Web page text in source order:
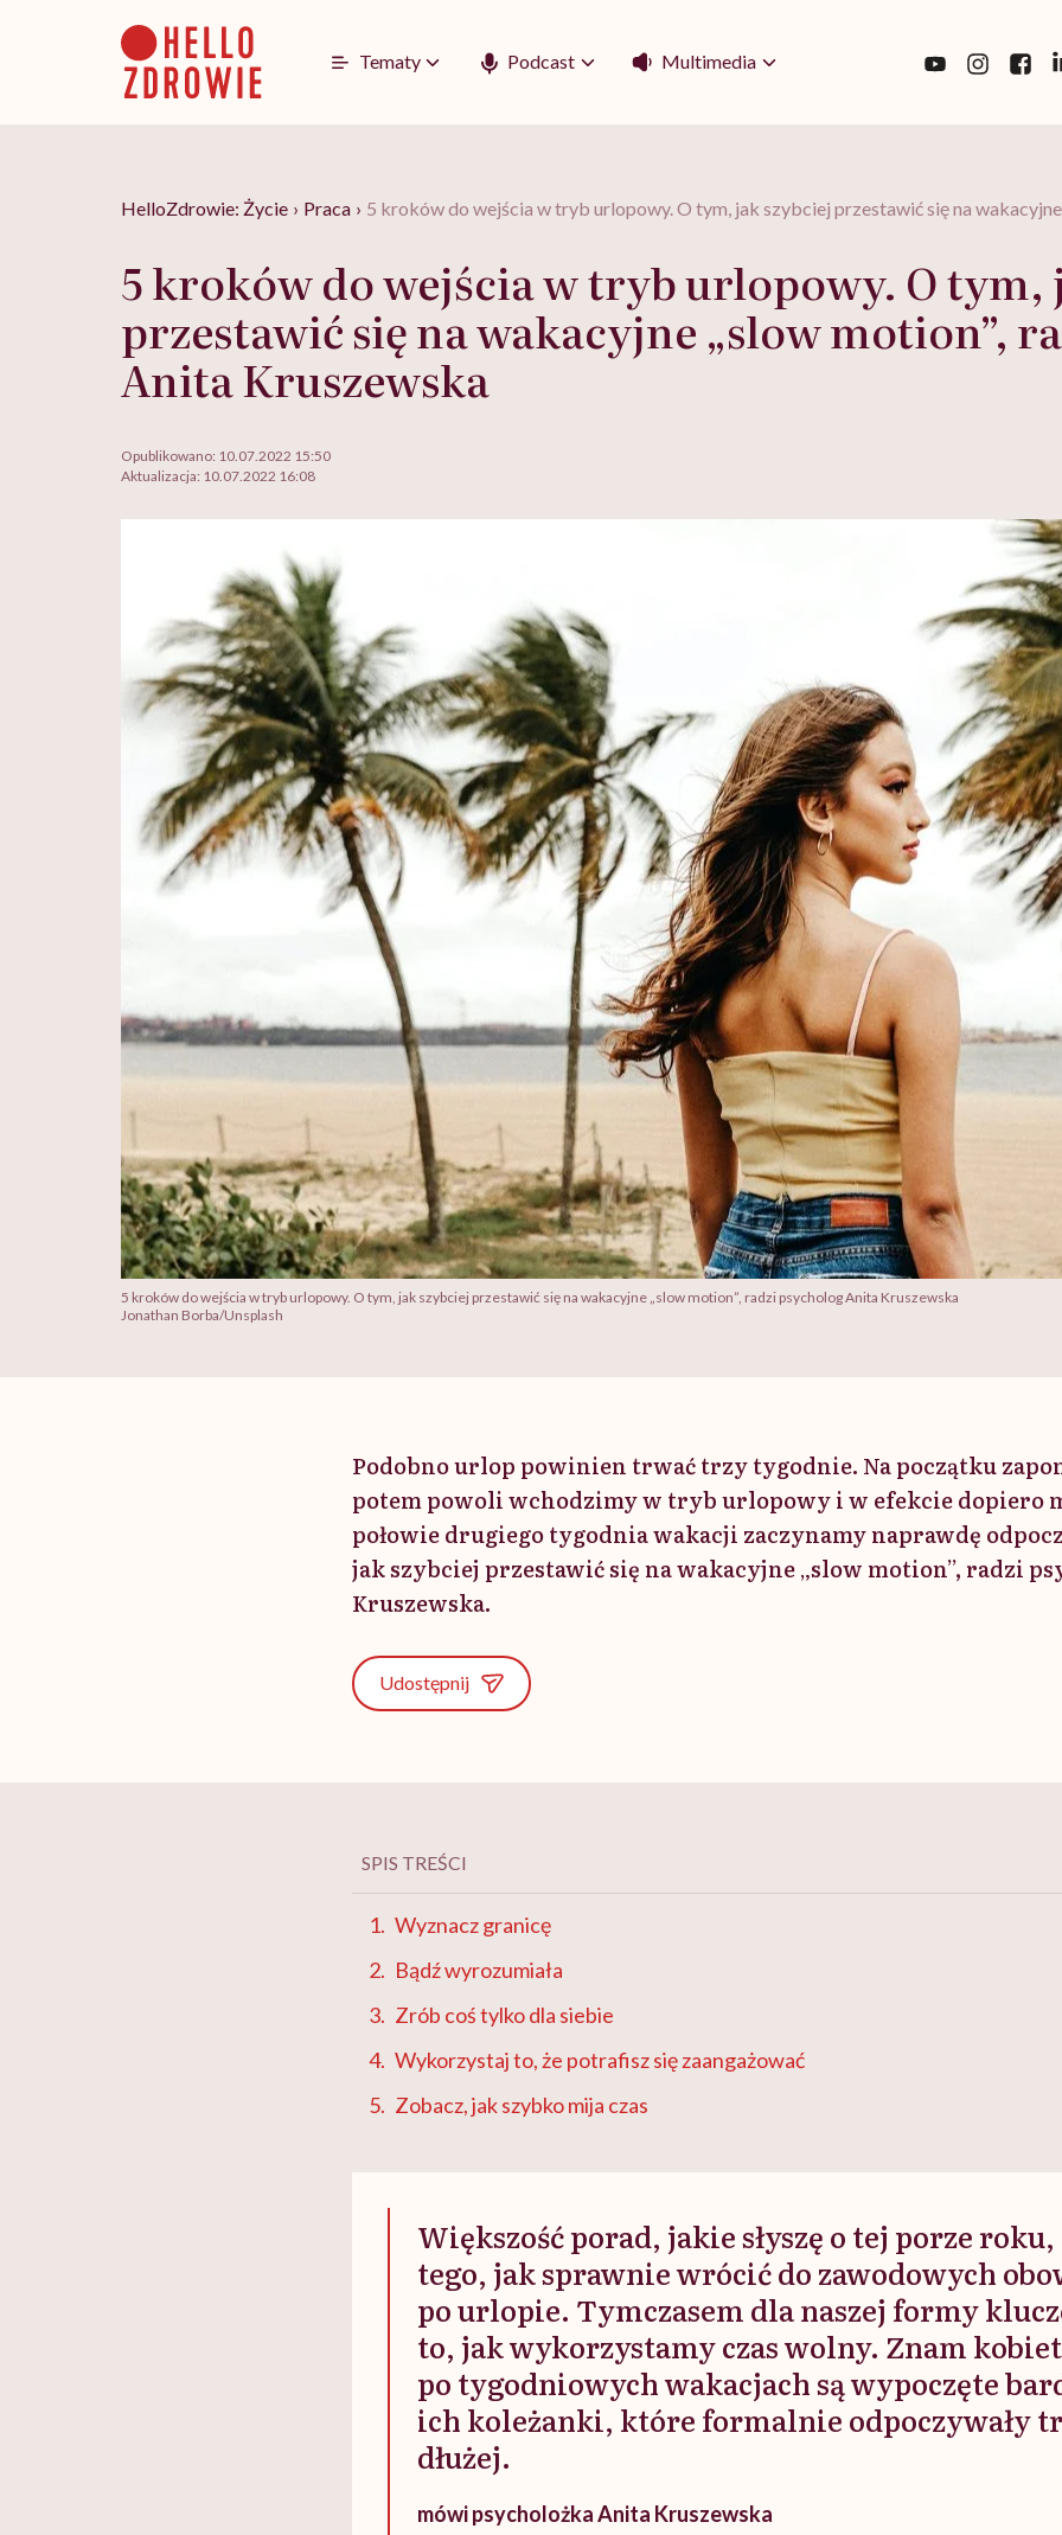
Tematy Podcast Multimedia
HelloZdrowie: Życie › Praca › 5 kroków do wejścia w tryb urlopowy. O tym, jak szybciej przestawić się na
5 kroków do wejścia w tryb urlopowy. O tym,
przestawić się na wakacyjne „slow motion”,
Anita Kruszewska
Opublikowano: 10.07.2022 15:50
Aktualizacja: 10.07.2022 16:08
5 kroków do wejścia w tryb urlopowy. O tym, jak szybciej przestawić się na wakacyjne „slow motion”, radzi psycholog Anita Kruszewska
Jonathan Borba/Unsplash
Podobno urlop powinien trwać trzy tygodnie. Na początku
potem powoli wchodzimy w tryb urlopowy i w efekcie dopiero
połowie drugiego tygodnia wakacji zaczynamy naprawdę
jak szybciej przestawić się na wakacyjne „slow motion”, radzi
Kruszewska.
Udostępnij
SPIS TREŚCI
Wyznacz granicę
Bądź wyrozumiała
Zrób coś tylko dla siebie
Wykorzystaj to, że potrafisz się zaangażować
Zobacz, jak szybko mija czas
Większość porad, jakie słyszę o tej porze
tego, jak sprawnie wrócić do zawodowych
po urlopie. Tymczasem dla naszej formy
to, jak wykorzystamy czas wolny. Znam
po tygodniowych wakacjach są wypoczęte
ich koleżanki, które formalnie odpoczywały
dłużej.
mówi psycholożka Anita Kruszewska